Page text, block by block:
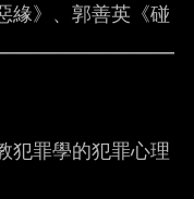
緣》、郭善英《碰
犯罪學的犯罪心理